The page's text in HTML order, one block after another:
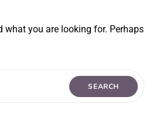
what you are looking for. Perhaps
SEARCH